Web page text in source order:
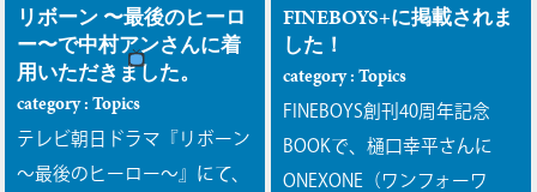
リボーン 〜最後のヒーロ
ー〜で中村アンさんに着
用いただきました。
category : Topics
テレビ朝日ドラマ『リボーン
〜最後のヒーロー〜』にて、
FINEBOYS+に掲載されま
した！
category : Topics
FINEBOYS創刊40周年記念
BOOKで、樋口幸平さんに
ONEXONE（ワンフォーワ